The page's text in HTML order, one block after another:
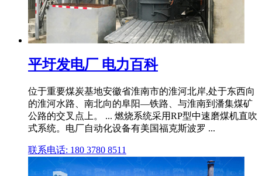
平圩发电厂 电力百科
位于重要煤炭基地安徽省淮南市的淮河北岸,处于东西向
的淮河水路、南北向的阜阳—铁路、与淮南到潘集煤矿
公路的交叉点上。 ... 燃烧系统采用RP型中速磨煤机直吹
式系统。电厂自动化设备有美国福克斯波罗 ...
联系电话: 180 3780 8511